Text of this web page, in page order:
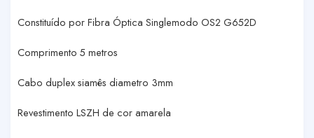
Constituído por Fibra Óptica Singlemodo OS2 G652D
Comprimento 5 metros
Cabo duplex siamês diametro 3mm
Revestimento LSZH de cor amarela